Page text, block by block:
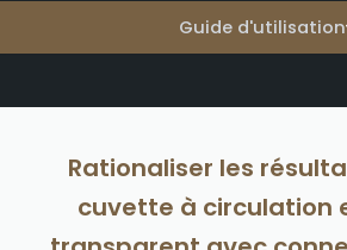
Guide d'utilisation
Rationaliser les
cuvette à circulation